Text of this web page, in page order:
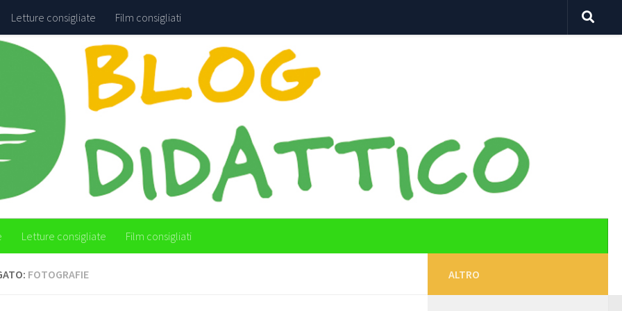
Letture consigliate Film consigliati
Letture consigliate Film consigliati
FOTOGRAFIE ALTRO